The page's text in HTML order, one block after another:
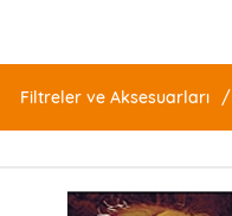
Filtreler ve Aksesuarları